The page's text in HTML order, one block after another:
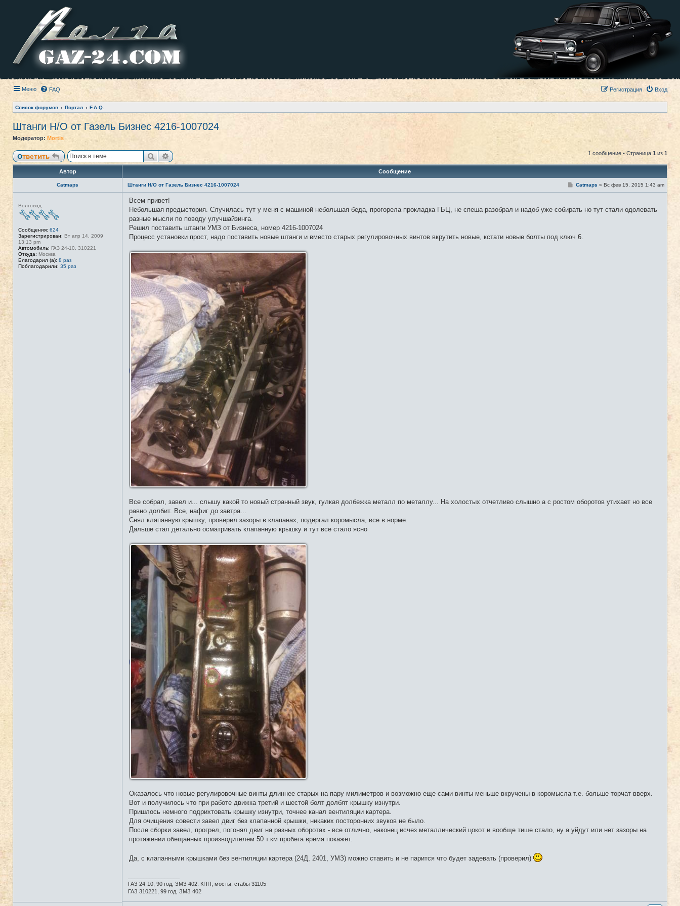
Меню FAQ Вход
Регистрация
Список форумов Портал F.A.Q.
Штанги Н/О от Газель Бизнес 4216-1007024
Модератор: Mortis
Ответить ПоискРасширенный поиск 1 сообщение • Страница 1 из 1
Автор Сообщение
Catmaps
е
в
т
и
Волговод
Сообщения: 624
Зарегистрирован: Вт апр 14, 2009
13:13 pm
Автомобиль: ГАЗ 24-10, 310221
Откуда: Москва
Благодарил (а): 8 раз
Поблагодарили: 35 раз
Штанги Н/О от Газель Бизнес 4216-1007024 #1
С
щ
Catmaps » Вс фев 15, 2015 1:43 am
Всем привет!
Небольшая предыстория. Случилась тут у меня с машиной небольшая беда, прогорела прокладка ГБЦ, не спеша разобрал и надоб уже собирать но тут стали одолевать
разные мысли по поводу улучшайзинга.
Решил поставить штанги УМЗ от Бизнеса, номер 4216-1007024
Процесс установки прост, надо поставить новые штанги и вместо старых регулировочных винтов вкрутить новые, кстати новые болты под ключ 6.
Все собрал, завел и... слышу какой то новый странный звук, гулкая долбежка металл по металлу... На холостых отчетливо слышно а с ростом оборотов утихает но все
равно долбит. Все, нафиг до завтра...
Снял клапанную крышку, проверил зазоры в клапанах, подергал коромысла, все в норме.
Дальше стал детально осматривать клапанную крышку и тут все стало ясно
Оказалось что новые регулировочные винты длиннее старых на пару милиметров и возможно еще сами винты меньше вкручены в коромысла т.е. больше торчат вверх.
Вот и получилось что при работе движка третий и шестой болт долбят крышку изнутри.
Пришлось немного подрихтовать крышку изнутри, точнее канал вентиляции картера.
Для очищения совести завел двиг без клапанной крышки, никаких посторонних звуков не было.
После сборки завел, прогрел, погонял двиг на разных оборотах - все отлично, наконец исчез металлический цокот и вообще тише стало, ну а уйдут или нет зазоры на
протяжении обещанных производителем 50 т.км пробега время покажет.
Да, с клапанными крышками без вентиляции картера (24Д, 2401, УМЗ) можно ставить и не парится что будет задевать (проверил)
ГАЗ 24-10, 90 год, ЗМЗ 402. КПП, мосты, стабы 31105
ГАЗ 310221, 99 год, ЗМЗ 402